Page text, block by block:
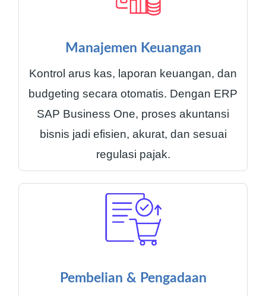
Manajemen Keuangan
Kontrol arus kas, laporan keuangan, dan
budgeting secara otomatis. Dengan ERP
SAP Business One, proses akuntansi
bisnis jadi efisien, akurat, dan sesuai
regulasi pajak.
Pembelian & Pengadaan